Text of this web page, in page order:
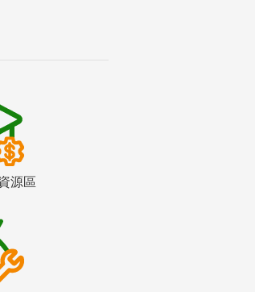
源區